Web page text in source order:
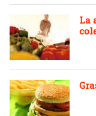
La